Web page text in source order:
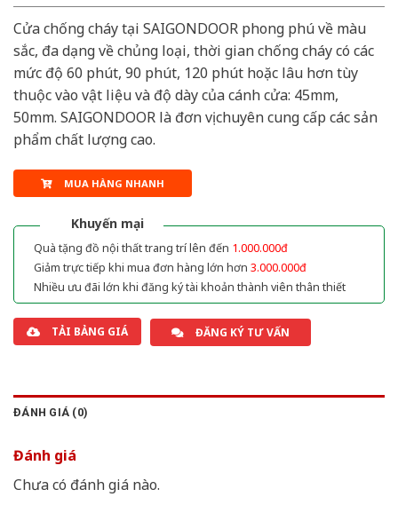
Cửa chống cháy tại SAIGONDOOR phong phú về màu
sắc, đa dạng về chủng loại, thời gian chống cháy có các
mức độ 60 phút, 90 phút, 120 phút hoặc lâu hơn tùy
thuộc vào vật liệu và độ dày của cánh cửa: 45mm,
50mm. SAIGONDOOR là đơn vị chuyên cung cấp các sản
phẩm chất lượng cao.
MUA HÀNG NHANH
Khuyến mại
Quà tặng đồ nội thất trang trí lên đến 1.000.000đ
Giảm trực tiếp khi mua đơn hàng lớn hơn 3.000.000đ
Nhiều ưu đãi lớn khi đăng ký tài khoản thành viên thân thiết
TẢI BẢNG GIÁ ĐĂNG KÝ TƯ VẤN
ĐÁNH GIÁ (0)
Đánh giá
Chưa có đánh giá nào.